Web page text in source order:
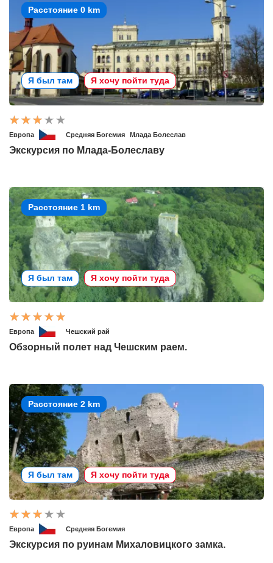
Расстояние 0 km
Я был там Я хочу пойти туда
Европа Средняя Богемия Млада Болеслав
Экскурсия по Млада-Болеславу
Расстояние 1 km
Я был там Я хочу пойти туда
Европа Чешский рай
Обзорный полет над Чешским раем.
Расстояние 2 km
Я был там Я хочу пойти туда
Европа Средняя Богемия
Экскурсия по руинам Михаловицкого замка.